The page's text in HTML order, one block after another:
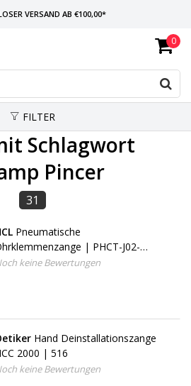
VERSAND AB €100,00*
UHR BESTELLT, VERSAND AM SELBEN TAG
LIEFERUNG
0
FILTER
Schlagwort
Pincer
31
Pneumatische
| PHCT-J02-
H02
keine Bewertungen
Hand Deinstallationszange
2000 | 516
keine Bewertungen